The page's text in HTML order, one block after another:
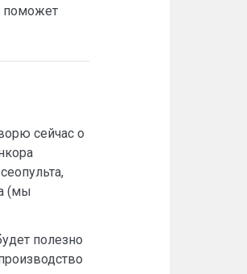
поможет
сейчас о
(мы
полезно